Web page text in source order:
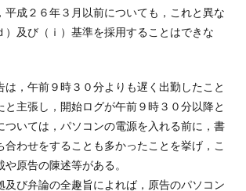
平成２６年３月以前についても，これと異な
）及び（ｉ）基準を採用することはできな
，午前９時３０分よりも遅く出勤したこと
と主張し，開始ログが午前９時３０分以降と
ついては，パソコンの電源を入れる前に，書
合わせをすることも多かったことを挙げ，こ
原告の陳述等がある。
及び弁論の全趣旨によれば，原告のパソコン